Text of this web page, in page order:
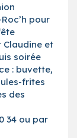
pour
et
soirée
: buvette,
frites
des
34 ou par